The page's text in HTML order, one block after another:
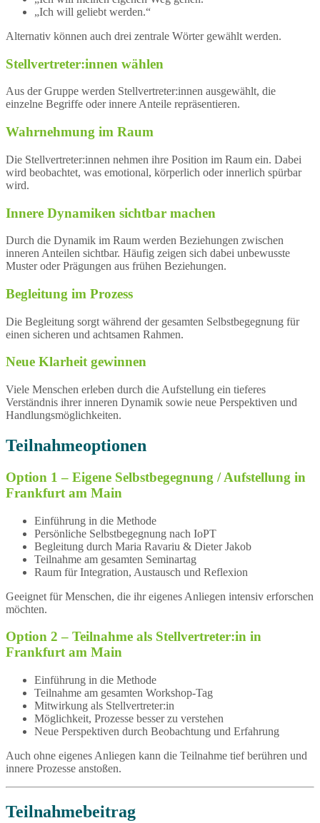
„Ich will geliebt werden.“
Alternativ können auch drei zentrale Wörter gewählt werden.
Stellvertreter:innen wählen
Aus der Gruppe werden Stellvertreter:innen ausgewählt, die
einzelne Begriffe oder innere Anteile repräsentieren.
Wahrnehmung im Raum
Die Stellvertreter:innen nehmen ihre Position im Raum ein. Dabei
wird beobachtet, was emotional, körperlich oder innerlich spürbar
wird.
Innere Dynamiken sichtbar machen
Durch die Dynamik im Raum werden Beziehungen zwischen
inneren Anteilen sichtbar. Häufig zeigen sich dabei unbewusste
Muster oder Prägungen aus frühen Beziehungen.
Begleitung im Prozess
Die Begleitung sorgt während der gesamten Selbstbegegnung für
einen sicheren und achtsamen Rahmen.
Neue Klarheit gewinnen
Viele Menschen erleben durch die Aufstellung ein tieferes
Verständnis ihrer inneren Dynamik sowie neue Perspektiven und
Handlungsmöglichkeiten.
Teilnahmeoptionen
Option 1 – Eigene Selbstbegegnung / Aufstellung in
Frankfurt am Main
Einführung in die Methode
Persönliche Selbstbegegnung nach IoPT
Begleitung durch Maria Ravariu & Dieter Jakob
Teilnahme am gesamten Seminartag
Raum für Integration, Austausch und Reflexion
Geeignet für Menschen, die ihr eigenes Anliegen intensiv erforschen
möchten.
Option 2 – Teilnahme als Stellvertreter:in in
Frankfurt am Main
Einführung in die Methode
Teilnahme am gesamten Workshop-Tag
Mitwirkung als Stellvertreter:in
Möglichkeit, Prozesse besser zu verstehen
Neue Perspektiven durch Beobachtung und Erfahrung
Auch ohne eigenes Anliegen kann die Teilnahme tief berühren und
innere Prozesse anstoßen.
Teilnahmebeitrag